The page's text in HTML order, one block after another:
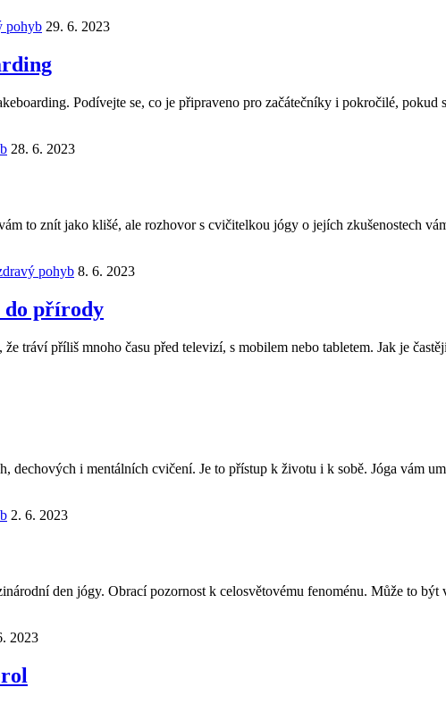
pohyb 29. 6. 2023
Podívejte se, co je připraveno pro začátečníky i pokročilé, pokud
28. 6. 2023
to znít jako klišé, ale rozhovor s cvičitelkou jógy o jejích zkušenostech
pohyb 8. 6. 2023
do přírody
tráví příliš mnoho času před televizí, s mobilem nebo tabletem. Jak je
dechových i mentálních cvičení. Je to přístup k životu i k sobě. Jóga vám
2. 6. 2023
den jógy. Obrací pozornost k celosvětovému fenoménu. Může to být
2023